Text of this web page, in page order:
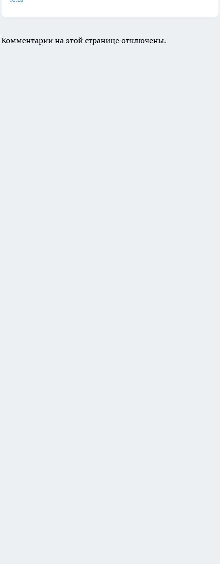
Комментарии на этой странице отключены.